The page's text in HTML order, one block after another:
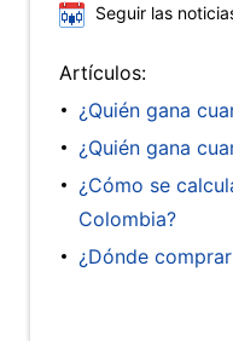
Seguir las
Artículos:
¿Quién gana
¿Quién gana
¿Cómo se
Colombia?
¿Dónde